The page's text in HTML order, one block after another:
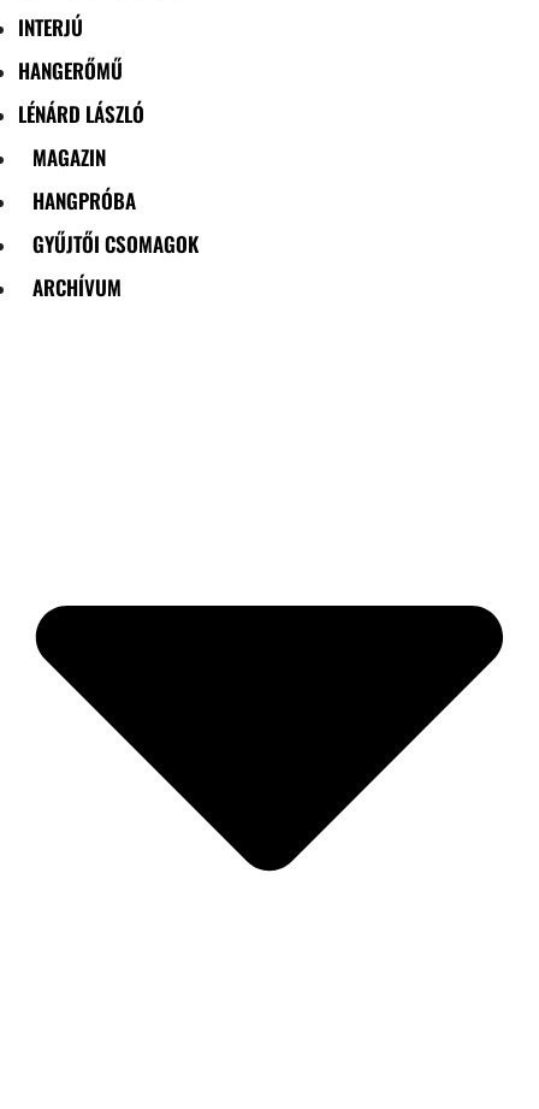
INTERJÚ
HANGERŐMŰ
LÉNÁRD LÁSZLÓ
MAGAZIN
HANGPRÓBA
GYŰJTŐI CSOMAGOK
ARCHÍVUM